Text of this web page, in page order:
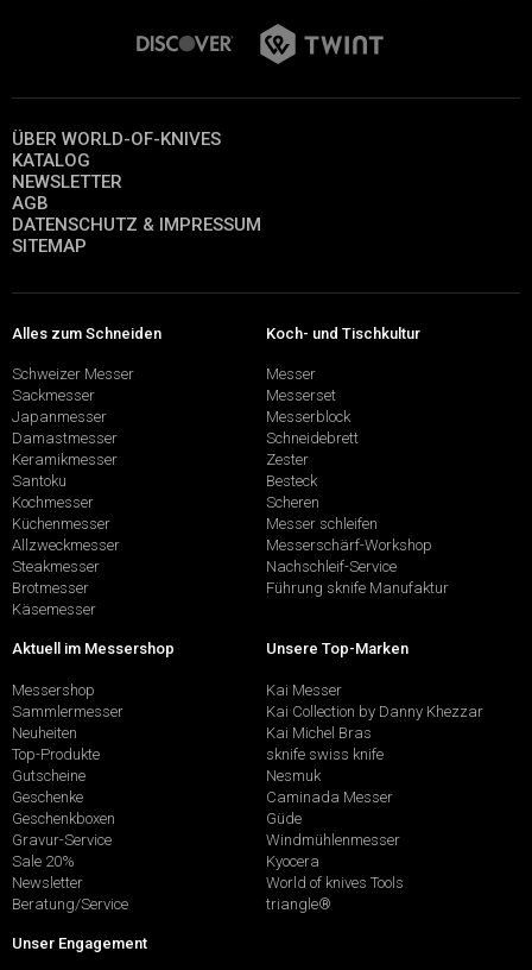
ÜBER WORLD-OF-KNIVES
KATALOG
NEWSLETTER
AGB
DATENSCHUTZ & IMPRESSUM
SITEMAP
Alles zum Schneiden
Schweizer Messer
Sackmesser
Japanmesser
Damastmesser
Keramikmesser
Santoku
Kochmesser
Küchenmesser
Allzweckmesser
Steakmesser
Brotmesser
Käsemesser
Koch- und Tischkultur
Messer
Messerset
Messerblock
Schneidebrett
Zester
Besteck
Scheren
Messer schleifen
Messerschärf-Workshop
Nachschleif-Service
Führung sknife Manufaktur
Aktuell im Messershop
Messershop
Sammlermesser
Neuheiten
Top-Produkte
Gutscheine
Geschenke
Geschenkboxen
Gravur-Service
Sale 20%
Newsletter
Beratung/Service
Unsere Top-Marken
Kai Messer
Kai Collection by Danny Khezzar
Kai Michel Bras
sknife swiss knife
Nesmuk
Caminada Messer
Güde
Windmühlenmesser
Kyocera
World of knives Tools
triangle®
Unser Engagement